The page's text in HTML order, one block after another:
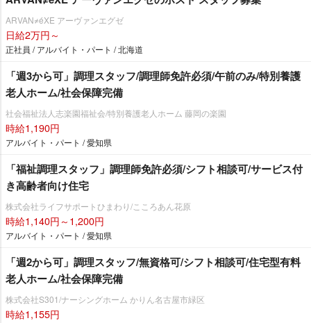
ARVAN≠éXE アーヴァンエグゼ
日給2万円～
正社員 / アルバイト・パート / 北海道
「週3から可」調理スタッフ/調理師免許必須/午前のみ/特別養護
老人ホーム/社会保障完備
社会福祉法人志楽園福祉会/特別養護老人ホーム 藤岡の楽園
時給1,190円
アルバイト・パート / 愛知県
「福祉調理スタッフ」調理師免許必須/シフト相談可/サービス付
き高齢者向け住宅
株式会社ライフサポートひまわり/こころあん花原
時給1,140円～1,200円
アルバイト・パート / 愛知県
「週2から可」調理スタッフ/無資格可/シフト相談可/住宅型有料
老人ホーム/社会保障完備
株式会社S301/ナーシングホーム かりん名古屋市緑区
時給1,155円